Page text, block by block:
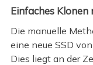
Einfaches Klonen
Die manuelle
eine neue SSD
Dies liegt an der